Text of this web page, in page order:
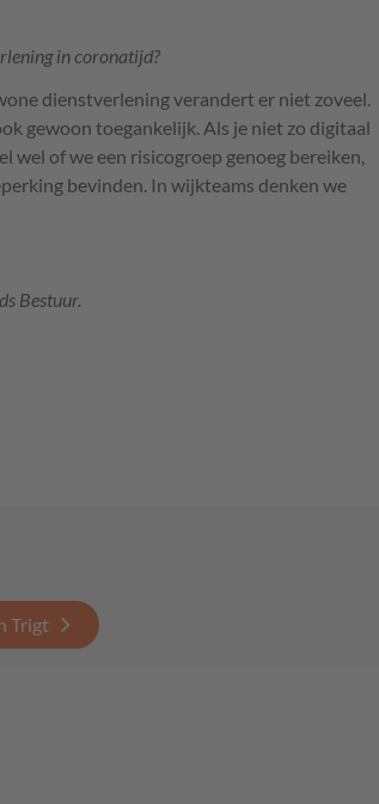
in ­coronatijd?
dienstverlening verandert er niet ­zoveel.
gewoon toegankelijk. Als je niet zo digitaal
wel of we een risicogroep genoeg bereiken,
bevinden. In wijkteams denken we
Bestuur.
Trigt